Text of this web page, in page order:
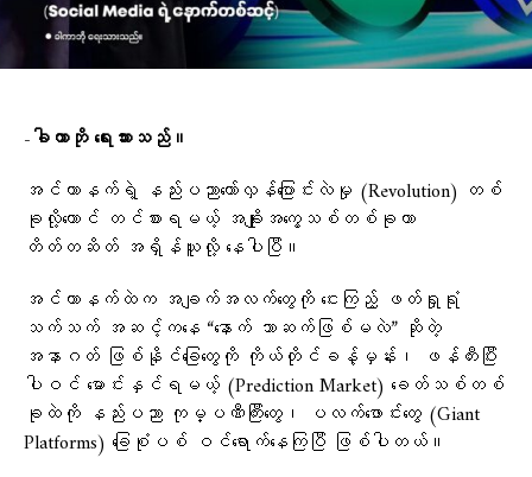
-ခါကာဘို ရေးသားသည်။
အင်တာနက်ရဲ့ နည်းပညာတော်လှန်ပြောင်းလဲမှု (Revolution) တစ်
ခုလို့တောင် တင်စားရမယ့် အချိုးအကွေ့သစ်တစ်ခုဟာ
တိတ်တဆိတ် အရှိန်ယူလို့ နေပါပြီ။
အင်တာနက်ထဲက အချက်အလက်တွေကို ငေးကြည့် ဖတ်ရှုရုံ
သက်သက် အဆင့်ကနေ “နောက် ဘာဆက်ဖြစ်မလဲ” ဆိုတဲ့
အနာဂတ် ဖြစ်နိုင်ခြေတွေကို ကိုယ်တိုင်ခန့်မှန်း၊ ဖန်တီးပြီး
ပါဝင် မောင်းနှင်ရမယ့် (Prediction Market) ခေတ်သစ်တစ်
ခုထဲကို နည်းပညာ ကုမ္ပဏီကြီးတွေ၊ ပလက်ဖောင်းတွေ (Giant
Platforms) ခြေစုံပစ် ဝင်ရောက်နေကြပြီ ဖြစ်ပါတယ်။